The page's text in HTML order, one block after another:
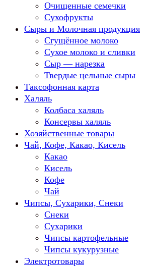
Очищенные семечки
Сухофрукты
Сыры и Молочная продукция
Сгущённое молоко
Сухое молоко и сливки
Сыр — нарезка
Твердые цельные сыры
Таксофонная карта
Халяль
Колбаса халяль
Консервы халяль
Хозяйственные товары
Чай, Кофе, Какао, Кисель
Какао
Кисель
Кофе
Чай
Чипсы, Сухарики, Снеки
Снеки
Сухарики
Чипсы картофельные
Чипсы кукурузные
Электротовары